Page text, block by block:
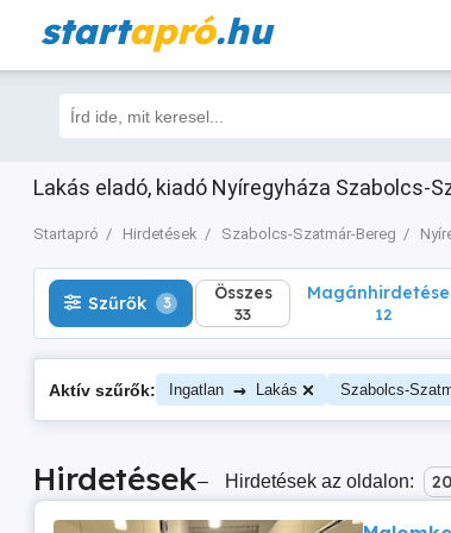
startapró.hu
Lakás eladó, kiadó Nyíregyháza Szabolcs-
Startapró Hirdetések Szabolcs-Szatmár-Bereg
Szűrők 3 Összes
33
Szűrők 3 Összes
33 12
Aktív szűrők: Ingatlan → Lakás Szabolcs-
Hirdetések– Hirdetések az oldalon: 20